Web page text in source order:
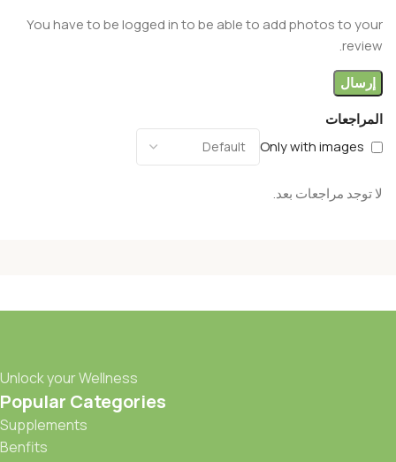
المراجعات
Only with images
لا توجد مراجعات بعد.
You have to be logged in to be able to add photos to your
review.
Unlock your Wellness
Popular Categories
Supplements
Benfits